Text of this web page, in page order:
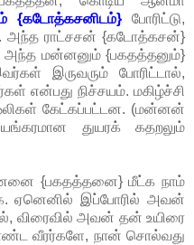
{கடோத்கசனிடம்}போரிட்டு,
அந்த ராட்சசன் {கடோத்கசன்}
மன்னனும் {பகதத்தனும்}
இருவரும் போரிட்டால்,
என்பது நிச்சயம். மகிழ்ச்சி
கேட்கப்பட்டன. (மன்னன்
துயரக் கதறலும்
{பகதத்தனை} மீட்க நாம்
ஏனெனில் இப்போரில் அவன்
விரைவில் அவன் தன் உயிரை
வீரர்களே, நான் சொல்வது